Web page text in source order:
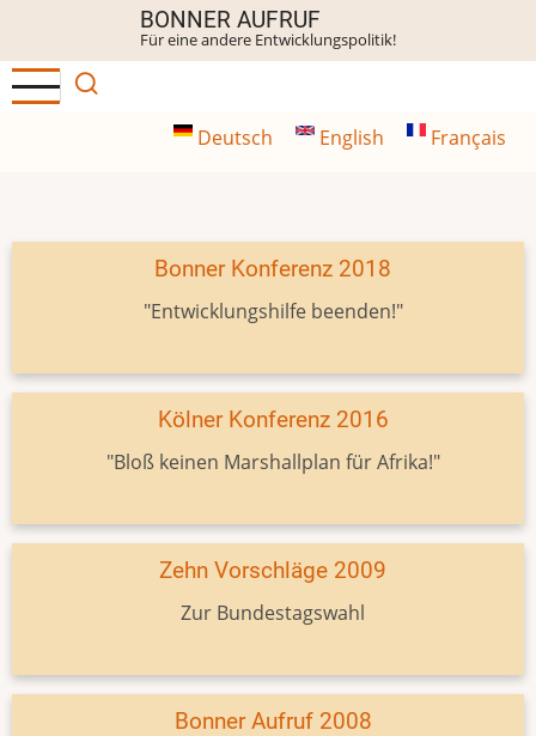
Inhalt
BONNER AUFRUF
Für eine andere Entwicklungspolitik!
Deutsch English Français
Bonner Konferenz 2018
"Entwicklungshilfe beenden!"
Kölner Konferenz 2016
"Bloß keinen Marshallplan für Afrika!"
Zehn Vorschläge 2009
Zur Bundestagswahl
Bonner Aufruf 2008